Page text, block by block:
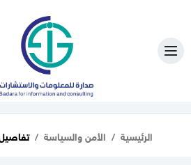
الرئيسية الأمن والسياسة